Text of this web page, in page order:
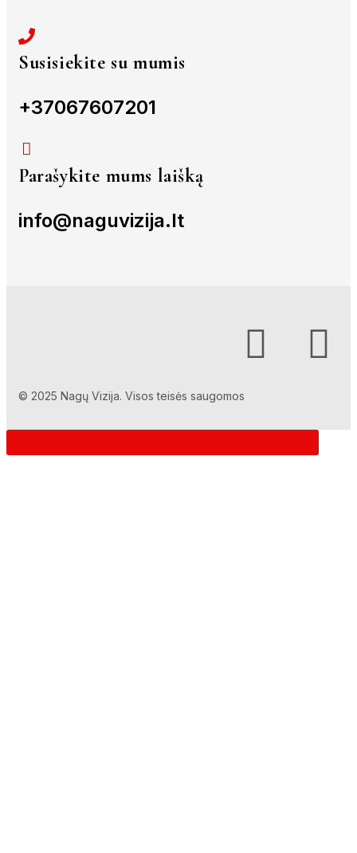
Susisiekite su mumis
+37067607201
Parašykite mums laišką
info@naguvizija.lt
© 2025 Nagų Vizija. Visos teisės saugomos